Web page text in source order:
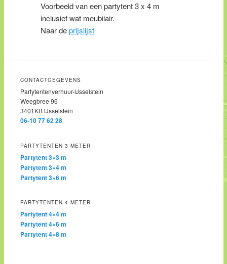
Voorbeeld van een partytent 3 x 4 m
inclusief wat meubilair.
Naar deprijslijst
CONTACTGEGEVENS
Partytentenverhuur-IJsselstein
Weegbree 96
3401KB IJsselstein
06-10 77 62 28
PARTYTENTEN 3 METER
Partytent 3×3 m
Partytent 3×4 m
Partytent 3×6 m
PARTYTENTEN 4 METER
Partytent 4×4 m
Partytent 4×6 m
Partytent 4×8 m